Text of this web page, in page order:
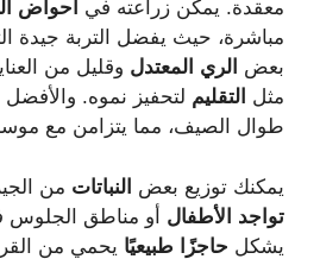
معقدة. يمكن زراعته في أحواض
مباشرة، حيث يفضل التربة جيدة
بعض الري المعتدل وقليل من
مثل التقليم لتحفيز نموه.
طوال الصيف، مما يتزامن مع
يمكنك توزيع بعض النباتات من
تواجد الأطفال أو مناطق الجلوس
يشكل حاجزًا طبيعيًا يحمي من